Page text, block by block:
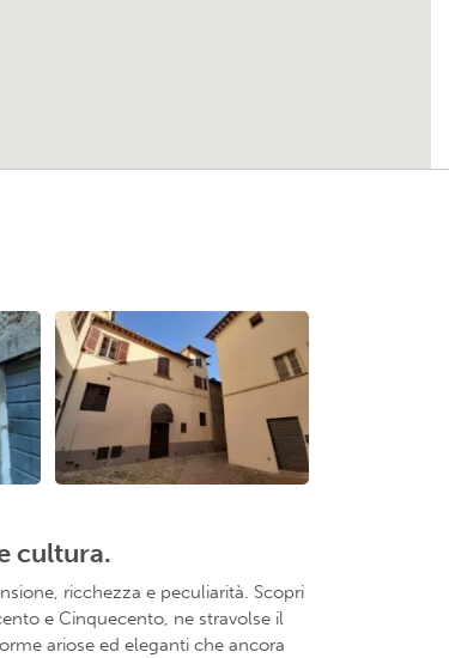
cultura.
ricchezza e peculiarità. Scopri
e Cinquecento, ne stravolse il
ariose ed eleganti che ancora